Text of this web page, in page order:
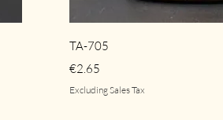
TA-705
Price
€2.65
Excluding Sales Tax